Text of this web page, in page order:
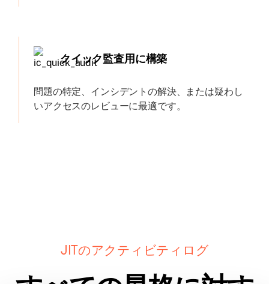
クイック監査用に構築
問題の特定、インシデントの解決、または疑わし
いアクセスのレビューに最適です。
JITのアクティビティログ